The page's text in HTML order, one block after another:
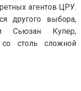
агентов ЦРУ.
другого выбора,
Сьюзан Купер,
столь сложной